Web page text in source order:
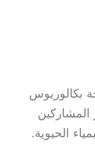
درجة بكالوريوس
الحيوية.